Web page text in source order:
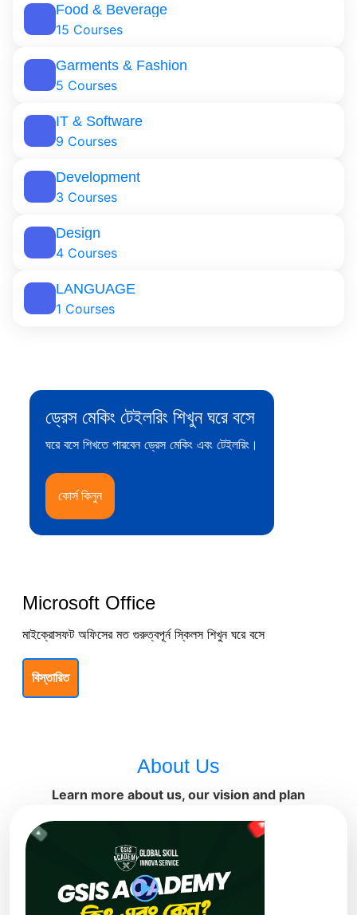
Food & Beverage
15 Courses
Garments & Fashion
5 Courses
IT & Software
9 Courses
Development
3 Courses
Design
4 Courses
LANGUAGE
1 Courses
ড্রেস মেকিং টেইলরিং শিখুন ঘরে বসে
ঘরে বসে শিখতে পারবেন ড্রেস মেকিং এবং টেইলরিং।
কোর্স কিনুন
Microsoft Office
মাইক্রোসফট অফিসের মত গুরুত্বপূর্ন স্কিলস শিখুন ঘরে বসে
বিস্তারিত
About Us
Learn more about us, our vision and plan